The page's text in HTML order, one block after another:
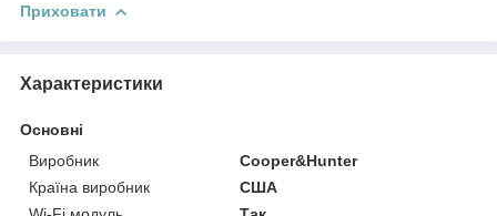
Приховати
Характеристики
Основні
Виробник
Cooper&Hunter
Країна виробник
США